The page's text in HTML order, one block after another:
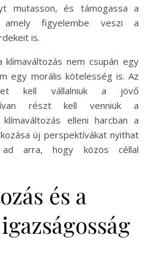
mutasson, és támogassa a
amely figyelembe veszi a
is.
klímaváltozás nem csupán egy
egy morális kötelesség is. Az
kell vállalniuk a jövő
részt kell venniük a
elleni harcban a
új perspektívákat nyithat
arra, hogy közös céllal
és a